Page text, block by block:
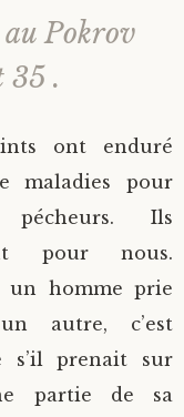
Pokrov
35 .
ont enduré
maladies pour
pécheurs. Ils
pour nous.
un homme prie
autre, c’est
s’il prenait sur
partie de sa